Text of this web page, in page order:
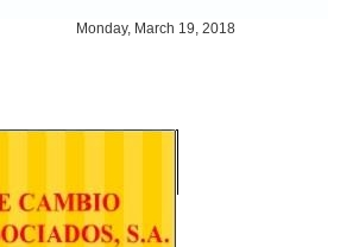
Monday, March 19, 2018